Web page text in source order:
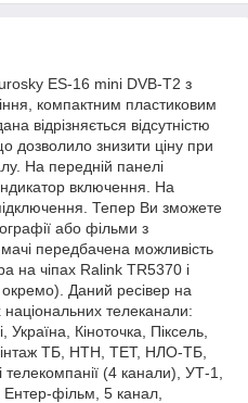
ES-16 mini DVB-T2 з
компактним пластиковим
відрізняється відсутністю
дозволило знизити ціну при
На передній панелі
включення. На
Тепер Ви зможете
або фільми з
передбачена можливість
на чіпах Ralink TR5370 і
Даний ресівер на
національних телеканали:
Кіноточка, Піксель,
ТБ, НТН, ТЕТ, НЛО-ТБ,
(4 канали), УТ-1,
фільм, 5 канал,